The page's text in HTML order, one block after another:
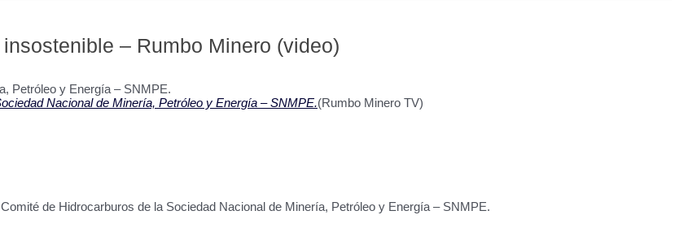
– Rumbo Minero (video)
Nacional de Minería, Petróleo y Energía – SNMPE.(Rumbo Minero TV)
de Hidrocarburos de la Sociedad Nacional de Minería, Petróleo y Energía – SNMPE.